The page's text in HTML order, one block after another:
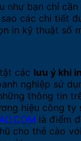
như bạn chỉ
các chi tiết
in kỹ thuật số
các lưu ý khi
nghiệp sử
thông tin
hiệu công ty
là điểm
cho thẻ cào